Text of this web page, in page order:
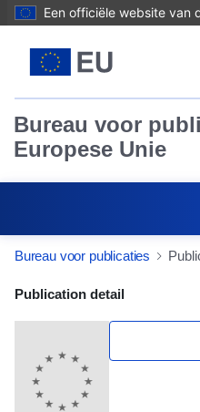
Een officiële website van
Bureau voor
Europese Unie
Bureau voor publicaties
Publication Detail
Publication detail